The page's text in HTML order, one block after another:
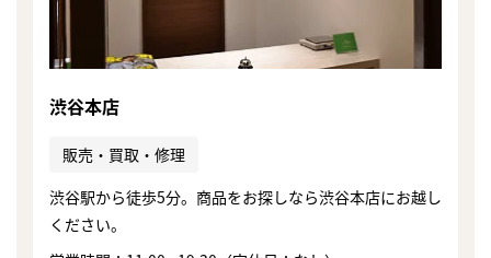
渋谷本店
販売・買取・修理
渋谷駅から徒歩5分。商品をお探しなら渋谷本店にお越し
ください。